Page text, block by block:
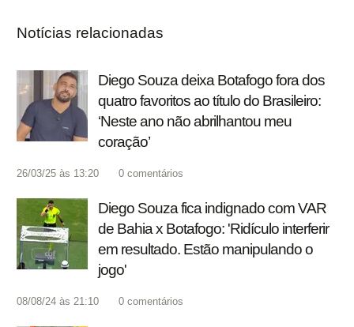
Notícias relacionadas
Diego Souza deixa Botafogo fora dos
quatro favoritos ao título do Brasileiro:
‘Neste ano não abrilhantou meu
coração’
26/03/25 às 13:20 0 comentários
Diego Souza fica indignado com VAR
de Bahia x Botafogo: 'Ridículo interferir
em resultado. Estão manipulando o
jogo'
08/08/24 às 21:10 0 comentários